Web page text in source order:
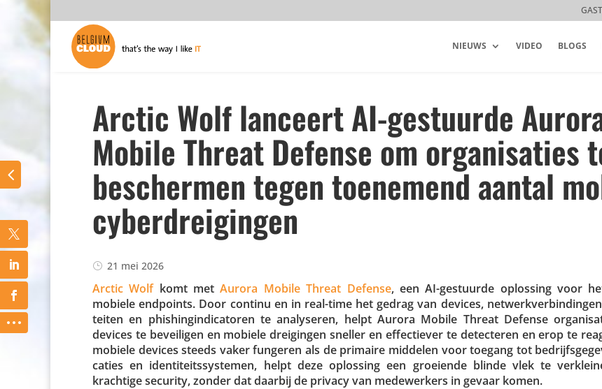
NIEUWS VIDEO BLOGS
Arctic Wolf lanceert AI-gestuurde
Mobile Threat Defense om organisaties
beschermen tegen toenemend aantal
cyberdreigingen
21 mei 2026
Arctic Wolfkomt metAurora Mobile Threat Defense, een AI-gestuurde oplossing voor
mobiele endpoints. Door continu en in real-time het gedrag van devices,
teiten en phis­hingin­di­ca­toren te analy­seren, helpt Aurora Mobile Threat Defense
devices te bevei­ligen en mobiele drei­gingen sneller en effec­tiever te detec­teren en erop te
mobiele devices steeds vaker fungeren als de primaire middelen voor toegang tot
ca­ties en iden­ti­teits­sys­temen, helpt deze oplossing een groeiende blinde vlek te
krachtige security, zonder dat daarbij de privacy van mede­wer­kers in gevaar komen.